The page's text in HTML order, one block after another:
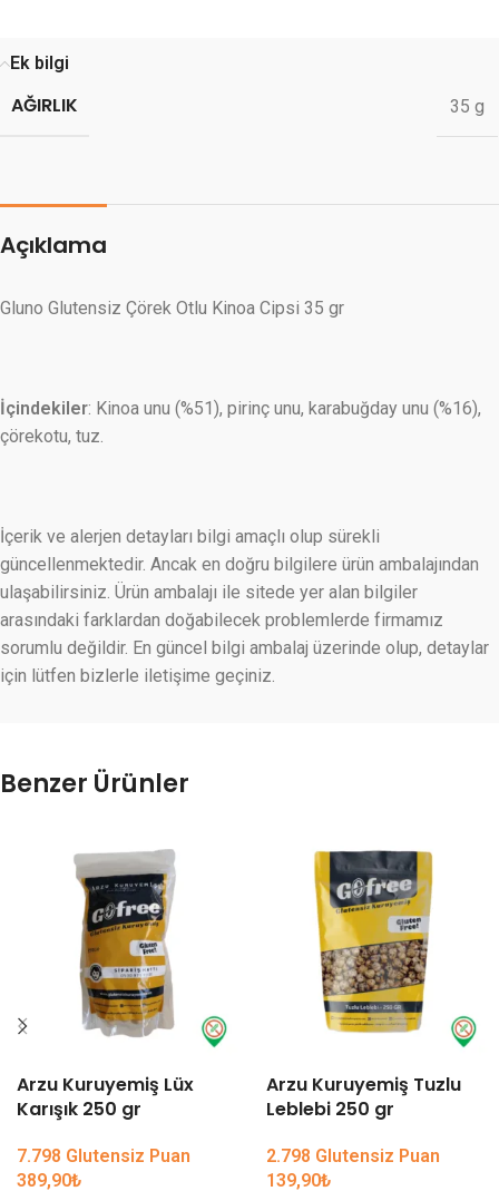
Ek bilgi
AĞIRLIK 35 g
Açıklama
Gluno Glutensiz Çörek Otlu Kinoa Cipsi 35 gr
İçindekiler: Kinoa unu (%51), pirinç unu, karabuğday unu (%16),
çörekotu, tuz.
İçerik ve alerjen detayları bilgi amaçlı olup sürekli
güncellenmektedir. Ancak en doğru bilgilere ürün ambalajından
ulaşabilirsiniz. Ürün ambalajı ile sitede yer alan bilgiler
arasındaki farklardan doğabilecek problemlerde firmamız
sorumlu değildir. En güncel bilgi ambalaj üzerinde olup, detaylar
için lütfen bizlerle iletişime geçiniz.
Benzer Ürünler
Arzu Kuruyemiş Lüx
Karışık 250 gr
7.798 Glutensiz Puan
389,90₺
Arzu Kuruyemiş Tuzlu
Leblebi 250 gr
2.798 Glutensiz Puan
139,90₺